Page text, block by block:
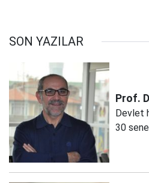
SON YAZILAR
Prof.
Devlet
30